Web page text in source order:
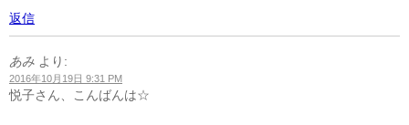
返信
あみ より:
2016年10月19日 9:31 PM
悦子さん、こんばんは☆